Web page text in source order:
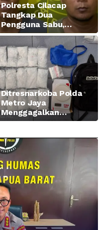
Polresta Cilacap
Tangkap Dua
Pengguna Sabu,
Amankan Paket 0,34
Gram
Ditresnarkoba Polda
Metro Jaya
Menggagalkan
Peredaran Sabu 5,3 Kg